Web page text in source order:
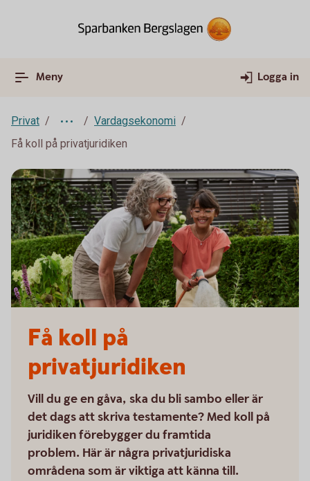
Meny Logga in
Privat
Vardagsekonomi
Få koll på privatjuridiken
Få koll på
privatjuridiken
Vill du ge en gåva, ska du bli sambo eller är
det dags att skriva testamente? Med koll på
juridiken förebygger du framtida
problem. Här är några privatjuridiska
områdena som är viktiga att känna till.